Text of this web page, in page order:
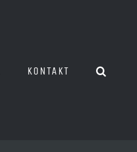
KONTAKT